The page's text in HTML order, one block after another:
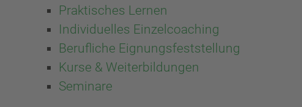
Praktisches Lernen
Individuelles Einzelcoaching
Berufliche Eignungsfeststellung
Kurse & Weiterbildungen
Seminare